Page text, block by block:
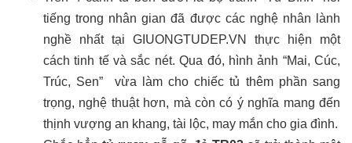
tiếng trong nhân gian đã được các nghệ nhân lành
nghề nhất tại GIUONGTUDEP.VN thực hiện một
cách tinh tế và sắc nét. Qua đó, hình ảnh “Mai, Cúc,
Trúc, Sen” vừa làm cho chiếc tủ thêm phần sang
trọng, nghệ thuật hơn, mà còn có ý nghĩa mang đến
thịnh vượng an khang, tài lộc, may mắn cho gia đình.